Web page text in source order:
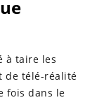
à taire les
de télé-réalité
fois dans le